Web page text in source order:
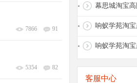
7866 91
5354 82
增长的五大
幕思城淘宝
筛款策略和计
响蚁学苑淘
群】推广配合
响蚁学苑淘
客服中心